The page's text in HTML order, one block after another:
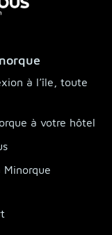
à l’île, toute
à votre hôtel